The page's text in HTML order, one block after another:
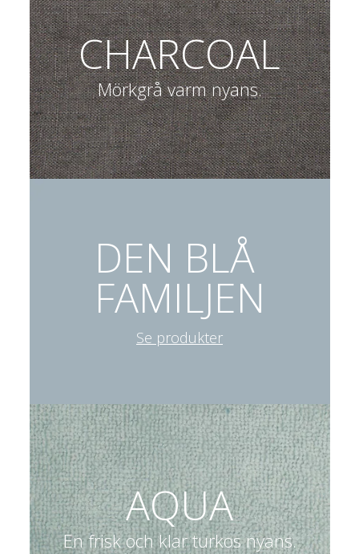
CHARCOAL
Mörkgrå varm nyans.
DEN BLÅ
FAMILJEN
Se produkter
AQUA
En frisk och klar turkos nyans.